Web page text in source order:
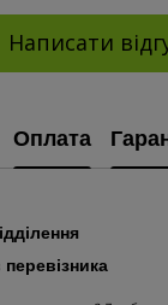
Написати
Оплата
перевізника